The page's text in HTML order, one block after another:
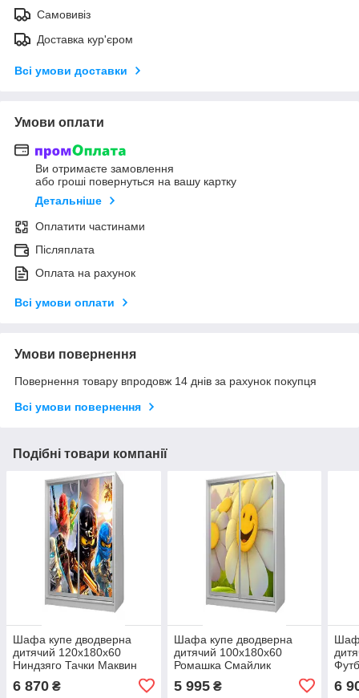
Самовивіз
Доставка кур'єром
Всі умови доставки
Умови оплати
Ви отримаєте замовлення
або гроші повернуться на вашу картку
Детальніше
Оплатити частинами
Післяплата
Оплата на рахунок
Всі умови оплати
Умови повернення
Повернення товару впродовж 14 днів за рахунок покупця
Всі умови повернення
Подібні товари компанії
Шафа купе дводверна
дитячий 120х180х60
Ниндзяго Тачки Маквин
Cars McQueen
6 870 ₴
Шафа купе дводверна
дитячий 100х180х60
Ромашка Смайлик
5 995₴ 6